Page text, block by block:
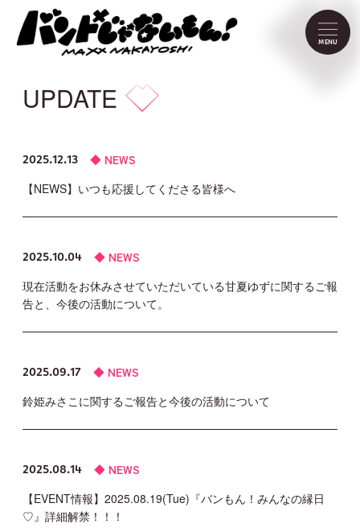
MENU
NEWS
SCHEDULE
DISCOGRAPHY
CONTACT
FC Menu
JOIN
GALLERY
UPDATE
2025.12.13
NEWS
【NEWS】いつも応援してくださる皆様へ
2025.10.04
NEWS
現在活動をお休みさせていただいている甘夏ゆずに関するご報
告と、今後の活動について。
2025.09.17
NEWS
鈴姫みさこに関するご報告と今後の活動について
2025.08.14
NEWS
【EVENT情報】2025.08.19(Tue)『バンもん！みんなの縁日
♡』詳細解禁！！！